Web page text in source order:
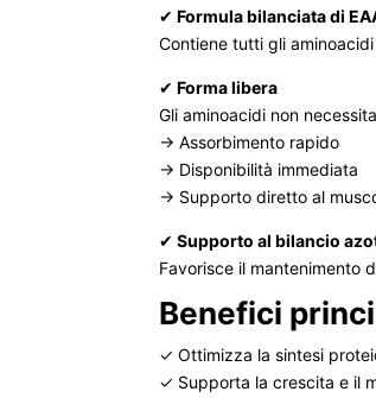
✔ Formula bilanciata di
Contiene tutti gli
✔ Forma libera
Gli aminoacidi non
→ Assorbimento rapido
→ Disponibilità immediata
→ Supporto diretto al
✔ Supporto al bilancio
Favorisce il mantenimento
Benefici
✓ Ottimizza la sintesi
✓ Supporta la crescita e il